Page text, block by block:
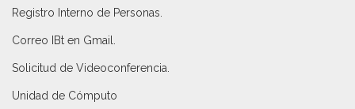
Registro Interno de Personas
Correo IBt en Gmail
Solicitud de Videoconferencia.
Unidad de Cómputo